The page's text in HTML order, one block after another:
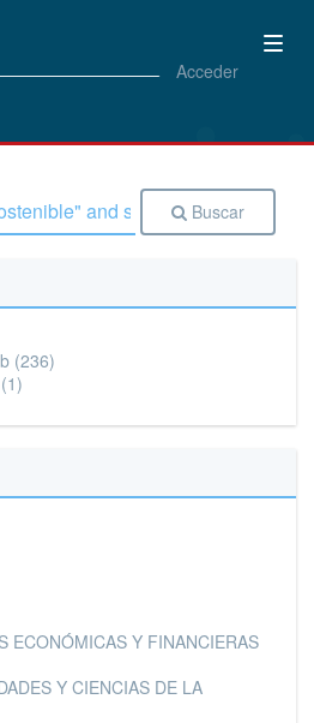
Acceder
Buscar
(236)
(1)
ECONÓMICAS Y FINANCIERAS
Y CIENCIAS DE LA